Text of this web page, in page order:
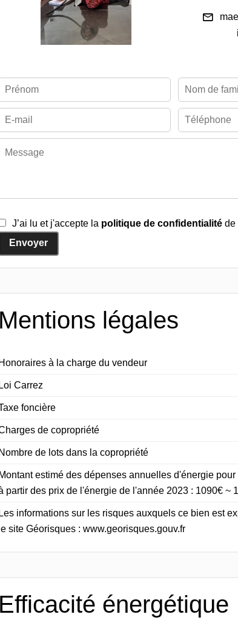
J’ai lu et j'accepte la politique de confidentialitéde
Envoyer
Mentions légales
Honoraires à la charge du vendeur
Loi Carrez
foncière
de copropriété
Nombre de lots dans la copropriété
Montant estimé des dépenses annuelles d'énergie
partir des prix de l'énergie de l'année 2023 : 1090€ ~
Les informations sur les risques auxquels ce bien est
le site Géorisques : www.georisques.gouv.fr
Efficacité énergétique